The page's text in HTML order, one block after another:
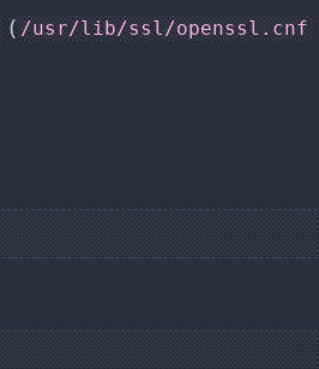
( /usr/lib/ssl/openssl.cnf